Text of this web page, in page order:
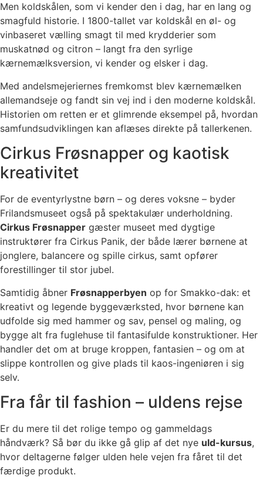
Men koldskålen, som vi kender den i dag, har en lang og
smagfuld historie. I 1800-tallet var koldskål en øl- og
vinbaseret vælling smagt til med krydderier som
muskatnød og citron – langt fra den syrlige
kærnemælksversion, vi kender og elsker i dag.
Med andelsmejeriernes fremkomst blev kærnemælken
allemandseje og fandt sin vej ind i den moderne koldskål.
Historien om retten er et glimrende eksempel på, hvordan
samfundsudviklingen kan aflæses direkte på tallerkenen.
Cirkus Frøsnapper og kaotisk
kreativitet
For de eventyrlystne børn – og deres voksne – byder
Frilandsmuseet også på spektakulær underholdning.
Cirkus Frøsnapper gæster museet med dygtige
instruktører fra Cirkus Panik, der både lærer børnene at
jonglere, balancere og spille cirkus, samt opfører
forestillinger til stor jubel.
Samtidig åbner Frøsnapperbyen op for Smakko-dak: et
kreativt og legende byggeværksted, hvor børnene kan
udfolde sig med hammer og sav, pensel og maling, og
bygge alt fra fuglehuse til fantasifulde konstruktioner. Her
handler det om at bruge kroppen, fantasien – og om at
slippe kontrollen og give plads til kaos-ingeniøren i sig
selv.
Fra får til fashion – uldens rejse
Er du mere til det rolige tempo og gammeldags
håndværk? Så bør du ikke gå glip af det nye uld-kursus,
hvor deltagerne følger ulden hele vejen fra fåret til det
færdige produkt.